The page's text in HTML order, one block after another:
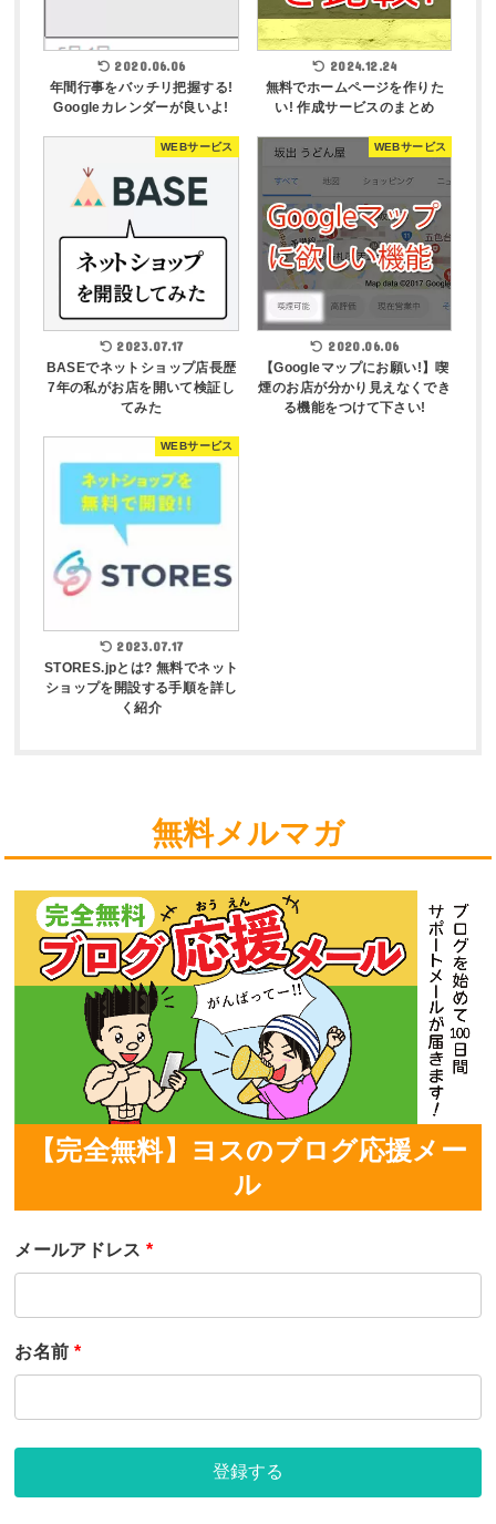
2020.06.06
年間行事をバッチリ把握する!
Googleカレンダーが良いよ!
2024.12.24
無料でホームページを作りた
い! 作成サービスのまとめ
WEBサービス
2023.07.17
BASEでネットショップ店長歴
7年の私がお店を開いて検証し
てみた
WEBサービス
2020.06.06
【Googleマップにお願い!】喫
煙のお店が分かり見えなくでき
る機能をつけて下さい!
WEBサービス
2023.07.17
STORES.jpとは? 無料でネット
ショップを開設する手順を詳し
く紹介
無料メルマガ
【完全無料】ヨスのブログ応援メー
ル
メールアドレス *
お名前 *
登録する